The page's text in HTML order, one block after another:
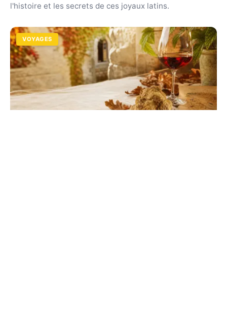
l'histoire et les secrets de ces joyaux latins.
VOYAGES